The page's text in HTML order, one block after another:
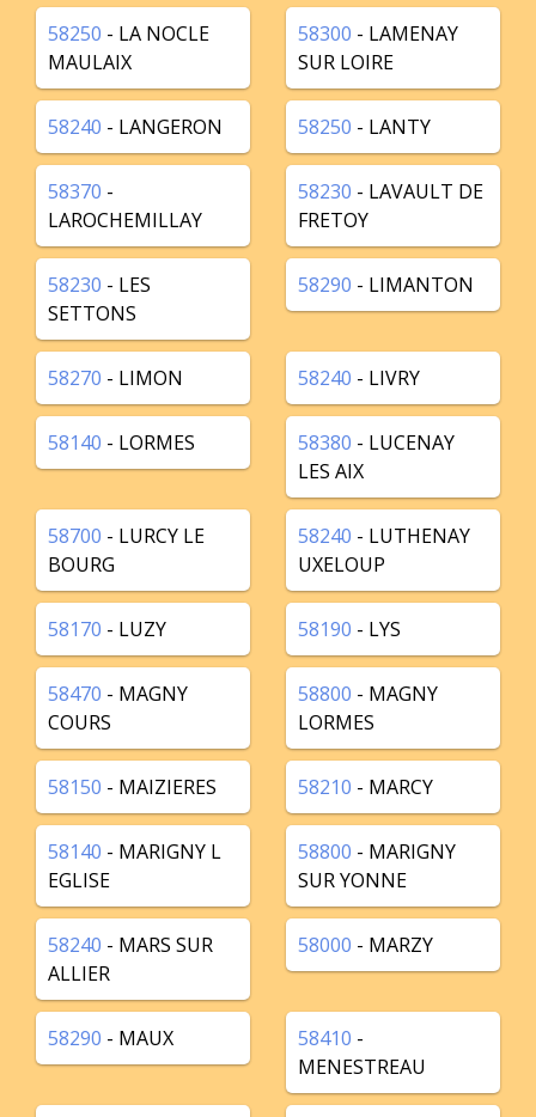
58250 - LA NOCLE
MAULAIX
58300 - LAMENAY
SUR LOIRE
58240 - LANGERON 58250 - LANTY
58370 -
LAROCHEMILLAY
58230 - LAVAULT DE
FRETOY
58230 - LES
SETTONS
58290 - LIMANTON
58270 - LIMON 58240 - LIVRY
58140 - LORMES 58380 - LUCENAY
LES AIX
58700 - LURCY LE
BOURG
58240 - LUTHENAY
UXELOUP
58170 - LUZY 58190 - LYS
58470 - MAGNY
COURS
58800 - MAGNY
LORMES
58150 - MAIZIERES 58210 - MARCY
58140 - MARIGNY L
EGLISE
58800 - MARIGNY
SUR YONNE
58240 - MARS SUR
ALLIER
58000 - MARZY
58290 - MAUX 58410 -
MENESTREAU